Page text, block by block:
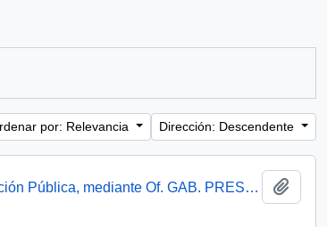
por: Relevancia Dirección: Descendente
[Informa que carta fue remitida a Ministerio de Educación Pública, mediante Of. GAB. PRES. (0) 91/2438]